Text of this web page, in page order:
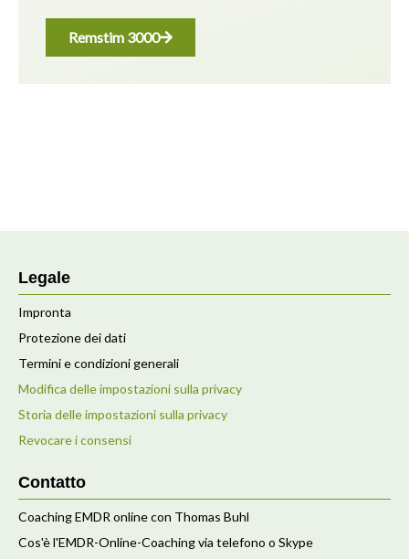
Remstim 3000
Legale
Impronta
Protezione dei dati
Termini e condizioni generali
Modifica delle impostazioni sulla privacy
Storia delle impostazioni sulla privacy
Revocare i consensi
Contatto
Coaching EMDR online con Thomas Buhl
Cos'è l'EMDR-Online-Coaching via telefono o Skype